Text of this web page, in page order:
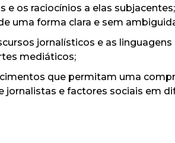
e os raciocínios a elas
uma forma clara e sem
jornalísticos e as
mediáticos;
que permitam uma
jornalistas e factores sociais em